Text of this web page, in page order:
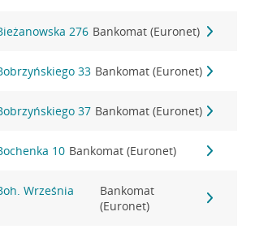
276 Bankomat (Euronet)
33 Bankomat (Euronet)
37 Bankomat (Euronet)
10 Bankomat (Euronet)
Września
Bankomat
(Euronet)